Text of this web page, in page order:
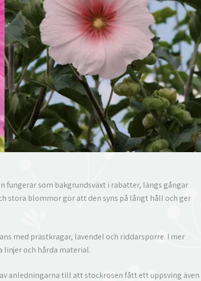
fungerar som bakgrundsväxt i rabatter, längs gångar
stora blommor gör att den syns på långt håll och ger
med prästkragar, lavendel och riddarsporre. I mer
och hårda material.
anledningarna till att stockrosen fått ett uppsving även